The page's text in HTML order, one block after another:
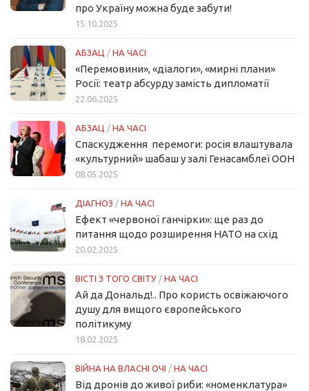
про Україну можна буде забути!
15.10.2025
АБЗАЦ / НА ЧАСІ
«Перемовини», «діалоги», «мирні плани»
Росії: театр абсурду замість дипломатії
22.06.2025
АБЗАЦ / НА ЧАСІ
Спаскудження перемоги: росія влаштувала
«культурний» шабаш у залі Генасамблеї ООН
08.05.2025
ДІАГНОЗ / НА ЧАСІ
Ефект «червоної ганчірки»: ще раз до
питання щодо розширення НАТО на схід
20.02.2025
ВІСТІ З ТОГО СВІТУ / НА ЧАСІ
Ай да Дональд!.. Про користь освіжаючого
душу для вищого європейського
політикуму
18.02.2025
ВІЙНА НА ВЛАСНІ ОЧІ / НА ЧАСІ
Від дронів до живої риби: «номенклатура»